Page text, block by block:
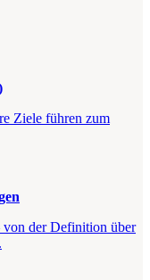
Ziele führen zum
von der Definition über